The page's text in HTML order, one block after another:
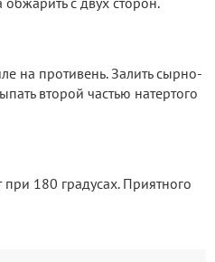
на противень. Залить сырно-
второй частью натертого
180 градусах. Приятного